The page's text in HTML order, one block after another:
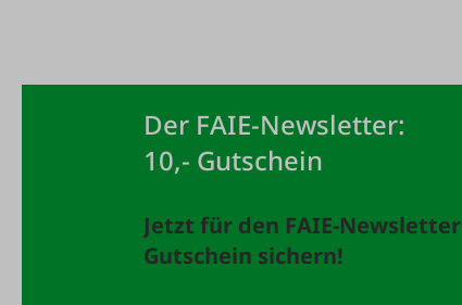
Der FAIE-Newsletter:
10,- Gutschein
Jetzt für den FAIE-
Gutschein sichern!